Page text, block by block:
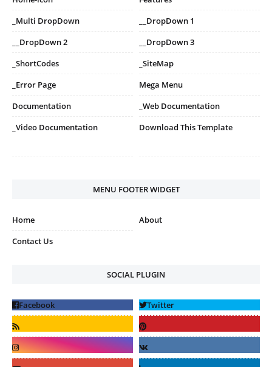
_Multi DropDown
__DropDown 1
__DropDown 2
__DropDown 3
_ShortCodes
_SiteMap
_Error Page
Mega Menu
Documentation
_Web Documentation
_Video Documentation
Download This Template
MENU FOOTER WIDGET
Home
About
Contact Us
SOCIAL PLUGIN